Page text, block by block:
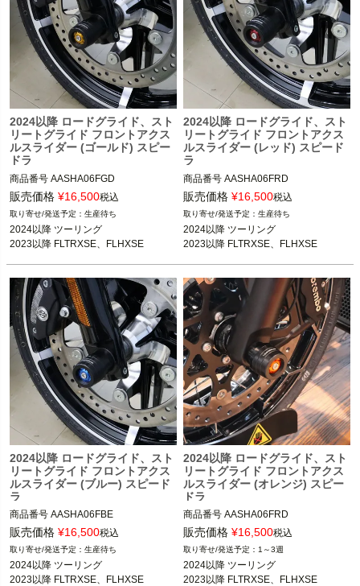
2024以降 ロードグライド、スト
リートグライド フロントアクス
ルスライダー (ゴールド) スピー
ドラ
商品番号 AASHA06FGD
販売価格 ¥16,500税込
生産待ち
2024以降 ツーリング
2023以降 FLTRXSE、FLHXSE
2024以降 ロードグライド、スト
リートグライド フロントアクス
ルスライダー (レッド) スピード
ラ
商品番号 AASHA06FRD
販売価格 ¥16,500税込
生産待ち
2024以降 ツーリング
2023以降 FLTRXSE、FLHXSE
2024以降 ロードグライド、スト
リートグライド フロントアクス
ルスライダー (ブルー) スピード
ラ
商品番号 AASHA06FBE
販売価格 ¥16,500税込
生産待ち
2024以降 ツーリング
2023以降 FLTRXSE、FLHXSE
2024以降 ロードグライド、スト
リートグライド フロントアクス
ルスライダー (オレンジ) スピー
ドラ
商品番号 AASHA06FRD
販売価格 ¥16,500税込
1～3週
2024以降 ツーリング
2023以降 FLTRXSE、FLHXSE